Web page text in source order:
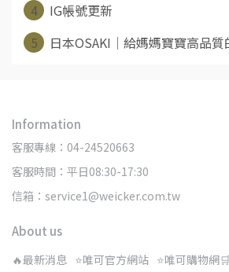
4
IG帳號更新
5
日本OSAKI│給媽媽寶寶高品質
Information
客服專線：04-24520663
客服時間：平日08:30-17:30
信箱：service1@weicker.com.tw
About us
🔥最新消息 ⭐唯可官方網站 ⭐唯可購物網🛒